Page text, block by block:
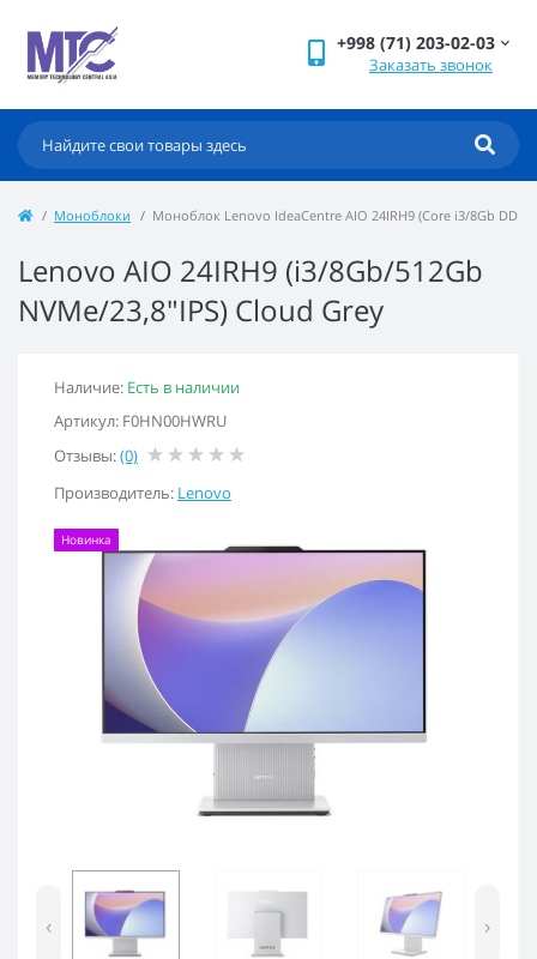
+998 (71) 203-02-03
Заказать звонок
Моноблоки Моноблок Lenovo IdeaCentre AIO 24IRH9 (Core i3/8Gb DDR5)
Lenovo AIO 24IRH9 (i3/8Gb/512Gb
NVMe/23,8"IPS) Cloud Grey
Наличие: Есть в наличии
Артикул: F0HN00HWRU
Отзывы:(0)
Производитель: Lenovo
Новинка
‹ ›